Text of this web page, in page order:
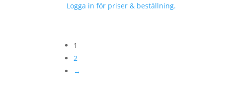
Logga in för priser & beställning.
1
2
→